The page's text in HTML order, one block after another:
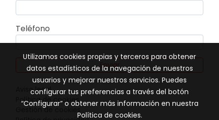
Teléfono
Enviar
Aviso legal
Política de cookies
Gestión de cookies
Utilizamos cookies propias y terceros para obtener
datos estadísticos de la navegación de nuestros
usuarios y mejorar nuestros servicios. Puedes
configurar tus preferencias a través del botón
“Configurar” o obtener más información en nuestra
Política de cookies.